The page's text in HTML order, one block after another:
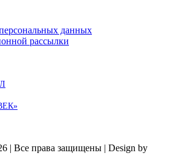
данных
рассылки
| Все права защищены | Design by